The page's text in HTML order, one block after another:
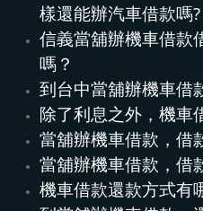
樣還能辦汽車借款嗎?
信義當舖辦機車借款
嗎？
到台中當舖辦機車借
除了利息之外，機車
當舖辦機車借款，借
當舖辦機車借款，借
機車借款還款方式有